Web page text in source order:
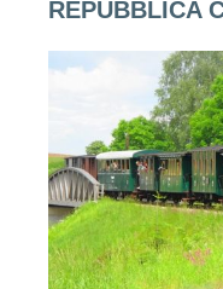
REPUBBLICA